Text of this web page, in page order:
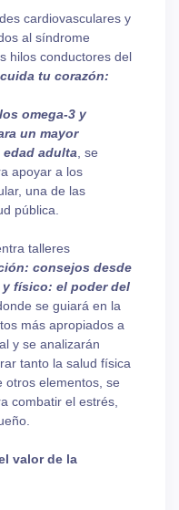
cardiovasculares y
al síndrome
hilos conductores del
tu corazón:
omega-3 y
un mayor
adulta, se
apoyar a los
una de las
pública.
talleres
consejos desde
físico: el poder del
se guiará en la
más apropiados a
y se analizarán
tanto la salud física
otros elementos, se
combatir el estrés,
valor de la